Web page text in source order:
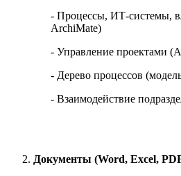
- Процессы, ИТ-системы,
ArchiMate)
- Управление проектами
- Дерево процессов
- Взаимодействие
Документы (Word, Excel,